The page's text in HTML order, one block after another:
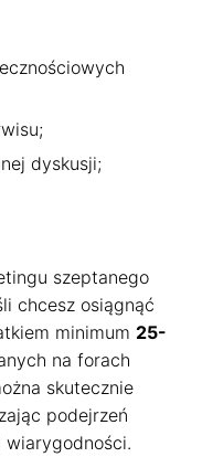
dyskusji;
szeptanego
chcesz osiągnąć
minimum 25-
na forach
skutecznie
podejrzeń